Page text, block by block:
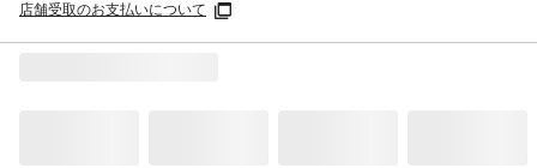
店舗受取のお支払いについて